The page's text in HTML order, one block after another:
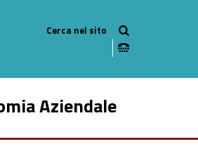
Aziendale
68844-59